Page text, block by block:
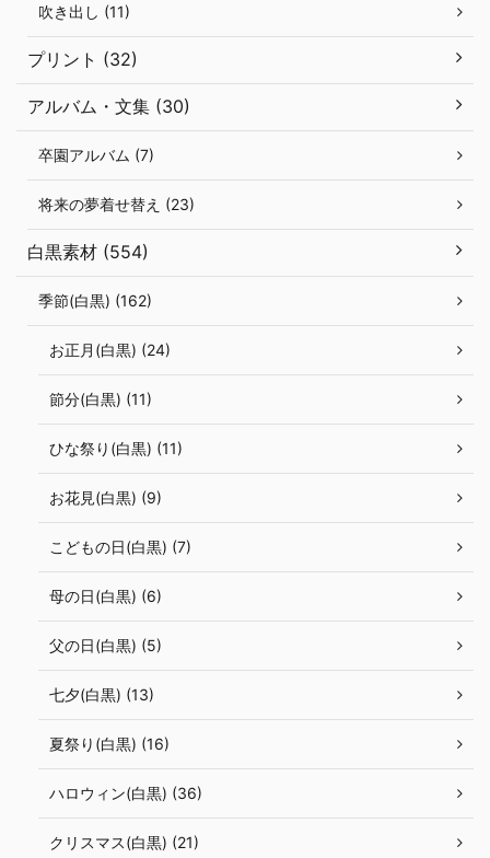
吹き出し (11)
プリント (32)
アルバム・文集 (30)
卒園アルバム (7)
将来の夢着せ替え (23)
白黒素材 (554)
季節(白黒) (162)
お正月(白黒) (24)
節分(白黒) (11)
ひな祭り(白黒) (11)
お花見(白黒) (9)
こどもの日(白黒) (7)
母の日(白黒) (6)
父の日(白黒) (5)
七夕(白黒) (13)
夏祭り(白黒) (16)
ハロウィン(白黒) (36)
クリスマス(白黒) (21)